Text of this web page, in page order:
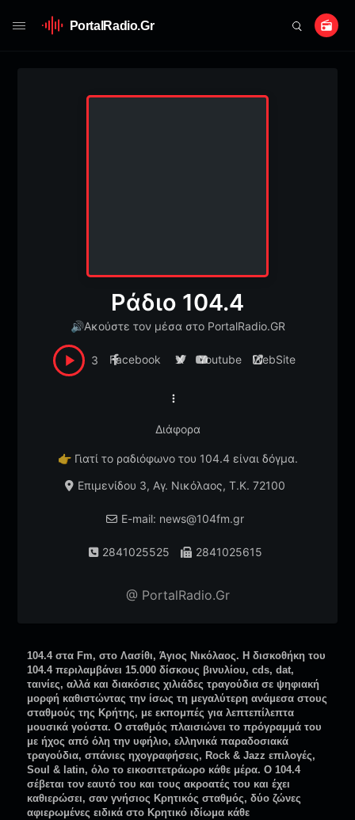
PortalRadio.Gr
Ράδιο 104.4
🔊Ακούστε τον μέσα στο PortalRadio.GR
3 Facebook X Youtube WebSite
Διάφορα
👉Γιατί το ραδιόφωνο του 104.4 είναι δόγμα.
Επιμενίδου 3, Αγ. Νικόλαος, T.K. 72100
E-mail: news@104fm.gr
2841025525 2841025615
@ PortalRadio.Gr
104.4 στα Fm, στο Λασίθι, Άγιος Νικόλαος. Η δισκοθήκη του
104.4 περιλαμβάνει 15.000 δίσκους βινυλίου, cds, dat,
ταινίες, αλλά και διακόσιες χιλιάδες τραγούδια σε ψηφιακή
μορφή καθιστώντας την ίσως τη μεγαλύτερη ανάμεσα στους
σταθμούς της Κρήτης, με εκπομπές για λεπτεπίλεπτα
μουσικά γούστα. Ο σταθμός πλαισιώνει το πρόγραμμά του
με ήχος από όλη την υφήλιο, ελληνικά παραδοσιακά
τραγούδια, σπάνιες ηχογραφήσεις, Rock & Jazz επιλογές,
Soul & latin, όλο το εικοσιτετράωρο κάθε μέρα. Ο 104.4
σέβεται τον εαυτό του και τους ακροατές του και έχει
καθιερώσει, σαν γνήσιος Κρητικός σταθμός, δύο ζώνες
αφιερωμένες ειδικά στο Κρητικό ιδίωμα κάθε